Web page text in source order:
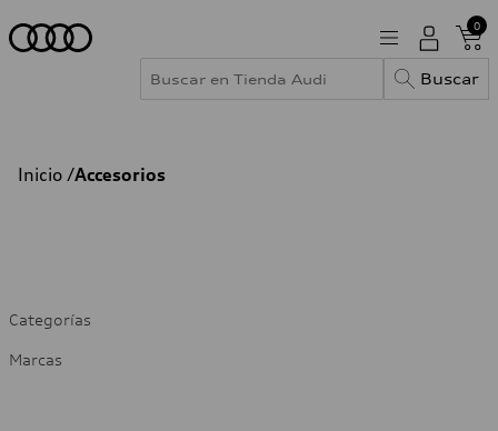
0
Buscar
Inicio /Accesorios
Categorías
Marcas